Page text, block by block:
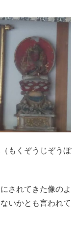
もくぞうじぞうぼ
されてきた像のよ
いかとも言われて